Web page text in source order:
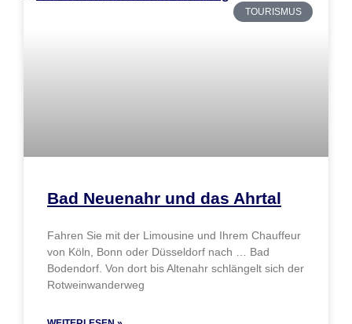
TOURISMUS
Bad Neuenahr und das Ahrtal
Fahren Sie mit der Limousine und Ihrem Chauffeur
von Köln, Bonn oder Düsseldorf nach … Bad
Bodendorf. Von dort bis Altenahr schlängelt sich der
Rotweinwanderweg